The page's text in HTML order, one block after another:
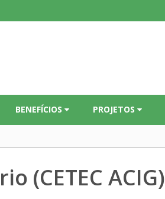
BENEFÍCIOS PROJETOS
(CETEC ACIG)